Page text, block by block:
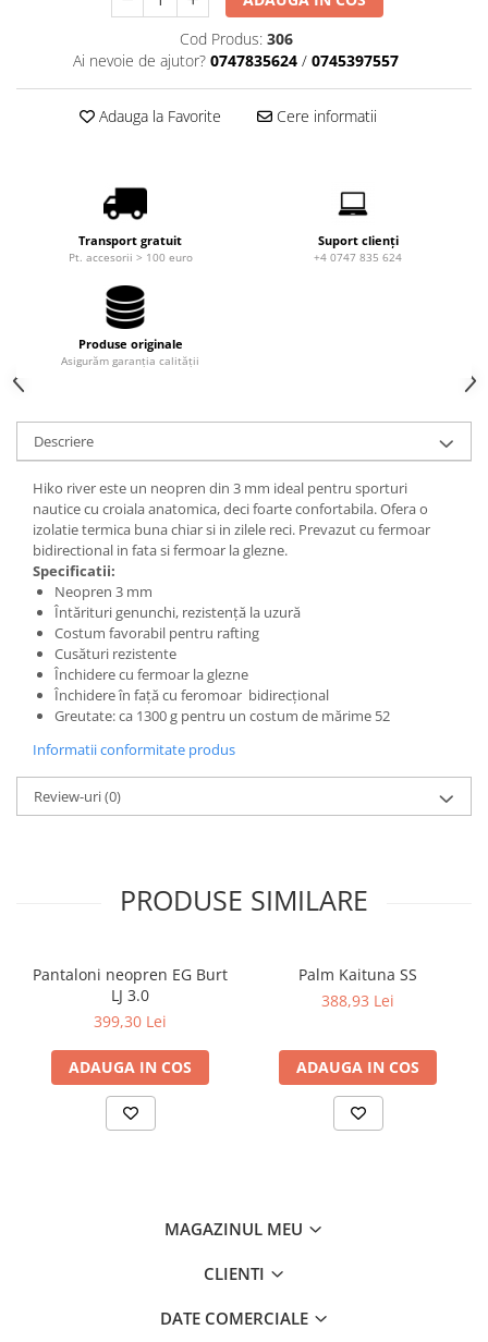
Padele de tură și de mare
Padele de ape repezi
Second hand
Șosete, mănuși, căciuli neopren
Jachete impermeabile
Costume uscate
Haine thermo și protecție UV
Fuste de valuri
Căști de protecție
Drybag - Saci impermeabili
Genți și portbagaje de biciclete
Cod Produs: 306
Ai nevoie de ajutor? 0747835624 / 0745397557
Adauga la Favorite Cere informatii
Transport gratuit
Pt. accesorii > 100 euro
Suport clienți
+4 0747 835 624
Produse originale
Asigurăm garanția calității
Descriere
Hiko river este un neopren din 3 mm ideal pentru sporturi
nautice cu croiala anatomica, deci foarte confortabila. Ofera o
izolatie termica buna chiar si in zilele reci. Prevazut cu fermoar
bidirectional in fata si fermoar la glezne.
Specificatii:
Neopren 3 mm
Întărituri genunchi, rezistenţă la uzură
Costum favorabil pentru rafting
Cusături rezistente
Închidere cu fermoar la glezne
Închidere în faţă cu feromoar bidirecţional
Greutate: ca 1300 g pentru un costum de mărime 52
Informatii conformitate produs
Review-uri(0)
PRODUSE SIMILARE
Pantaloni neopren EG Burt
LJ 3.0
399,30 Lei
ADAUGA IN COS
Palm Kaituna SS
388,93 Lei
ADAUGA IN COS
MAGAZINUL MEU
CLIENTI
DATE COMERCIALE